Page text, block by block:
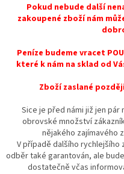
Pokud nebude další
zakoupené zboží nám
Peníze budeme vracet
které k nám na sklad od
Zboží zaslané
Sice je před námi již jen
obrovské množství
nějakého zajímavého
V případě dalšího rychlejšího
odběr také garantován, ale
dostatečně včas